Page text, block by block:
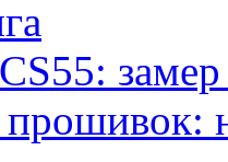
прошивок: